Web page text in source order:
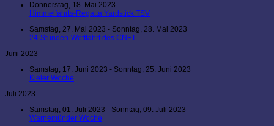
Donnerstag, 18. Mai 2023
Himmelfahrts-Regatta Yardstick TSV
Samstag, 27. Mai 2023 - Sonntag, 28. Mai 2023
24-Stunden-Wettfahrt des CNFT
Juni 2023
Samstag, 17. Juni 2023 - Sonntag, 25. Juni 2023
Kieler Woche
Juli 2023
Samstag, 01. Juli 2023 - Sonntag, 09. Juli 2023
Warnemünder Woche